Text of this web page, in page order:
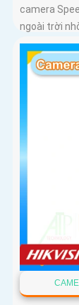
camera
ngoài trời